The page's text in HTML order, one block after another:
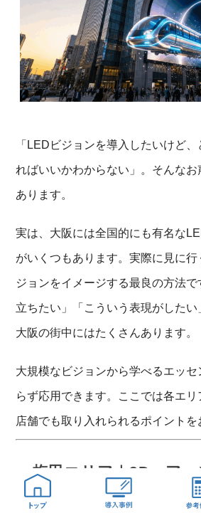
「LEDビジョンを導入したいけど
ればいいかわからない」。そんな
あります。
実は、大阪には全国的にも有名な
がいくつもあります。実際に見に
ジョンをイメージする最良の方法で
立ちたい」「こういう表現がしたい
大阪の街中にはたくさんあります。
大規模なビジョンから学べるエッ
らず応用できます。ここでは各エ
店舗でも取り入れられるポイントを
梅田エリア｜3D・アー
の最前線